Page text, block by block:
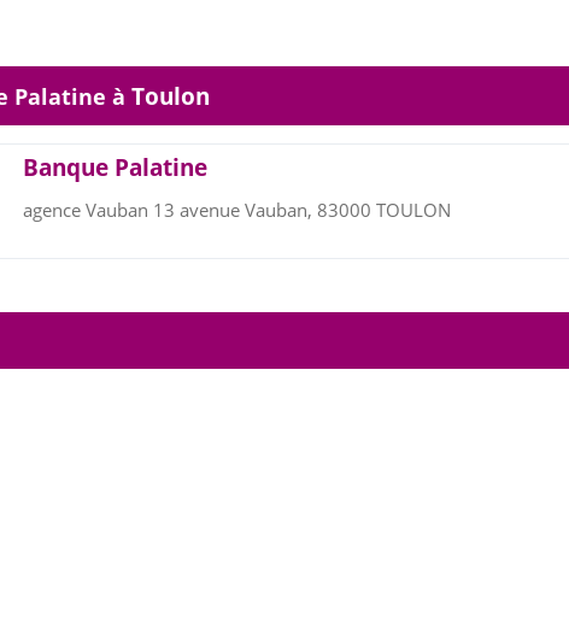
Palatine à Toulon
Banque Palatine
agence Vauban 13 avenue Vauban, 83000 TOULON